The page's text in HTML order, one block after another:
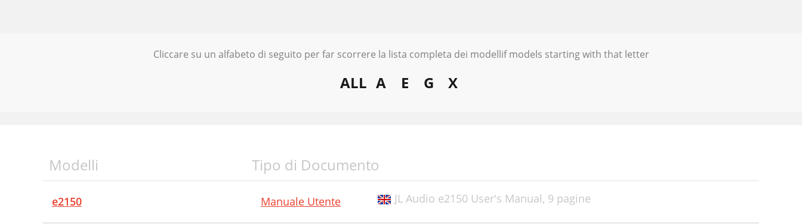
Cliccare su un alfabeto di seguito per far scorrere la lista completa dei modellif models starting with that letter
ALL A E G X
Modelli Tipo di Documento
e2150 Manuale Utente JL Audio e2150 User's Manual, 9 pagine